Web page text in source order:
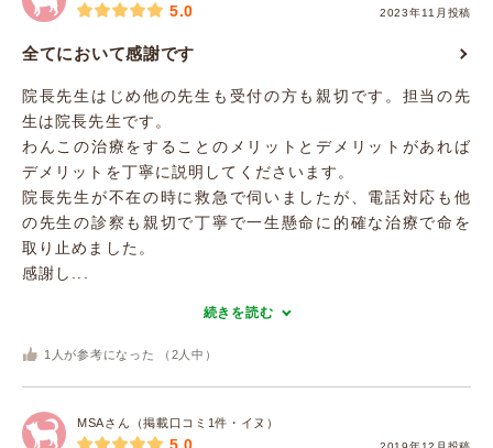
2023年11月投稿
5.0
全てにおいて感謝です
院長先生はじめ他の先生も受付の方も親切です。担当の先
生は院長先生です。
わんこの治療をすることのメリットとデメリットがあれば
デメリットを丁寧に説明してくださいます。
院長先生が不在の時に救急で伺いましたが、電話対応も他
の先生の診察も親切で丁寧で一生懸命に的確な治療で命を
取り止めました。
感謝し...
続きを読む
1 人が参考になった （ 2 人中）
MSAさん（掲載口コミ1件・イヌ）